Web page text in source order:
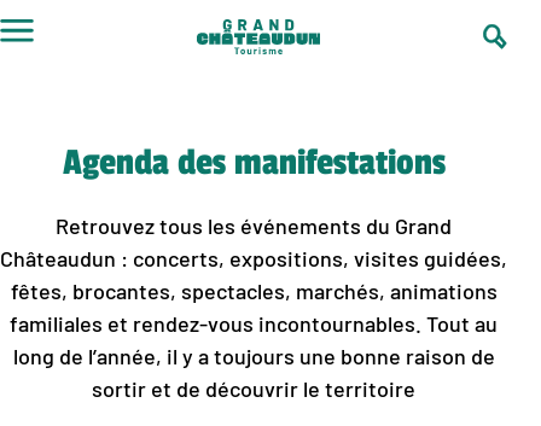
au
Agenda des manifestations
Retrouvez tous les événements du Grand
Châteaudun : concerts, expositions, visites guidées,
fêtes, brocantes, spectacles, marchés, animations
familiales et rendez-vous incontournables. Tout au
long de l’année, il y a toujours une bonne raison de
sortir et de découvrir le territoire